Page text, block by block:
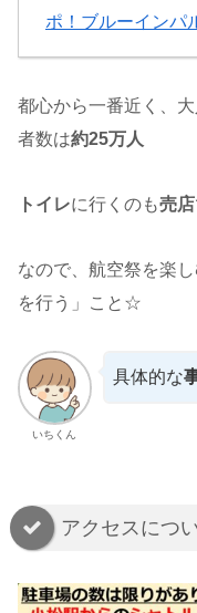
ポ！ブルーインパ
都心から一番近く、
者数は約25万人
トイレに行くのも売店
なので、航空祭を楽
を行う」こと☆
いちくん
具体的な
アクセスにつ